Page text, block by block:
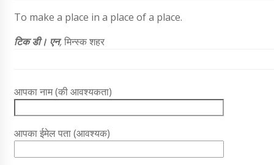
To make a place in a place of a place.
टिक डी। एन,मिन्स्क शहर
आपका नाम (की आवश्यकता)
आपका ईमेल पता (आवश्यक)